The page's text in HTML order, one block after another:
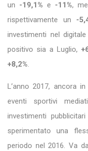
un -19,1% e -11%,
rispettivamente un -
investimenti nel
positivo sia a Luglio,
+8,2%.
L’anno 2017, ancora
eventi sportivi
investimenti
sperimentato una
periodo nel 2016. Va